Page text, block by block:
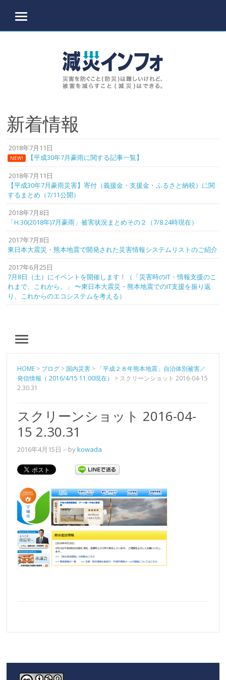
MENU
新着情報
2018年7月11日
NEW! 【平成30年7月豪雨に関する記事一覧】
2018年7月11日
【平成30年7月豪雨災害】寄付（義援金・支援金・ふるさと納税）に関
するまとめ（7/11公開）
2018年7月8日
「H.30(2018年)7月豪雨」被害状況まとめその２（7/8 24時現在）
2017年7月8日
東日本大震災・熊本地震で開発された災害情報システムリストのご紹介
2017年6月25日
7月8日（土）にイベントを開催します！（「災害時のIT・情報支援のこ
れまで、これから。」 〜東日本大震災・熊本地震でのIT支援を振り返
り、これからのエコシステムを考える）
MENU
HOME > ブログ > 国内災害 > 「平成２８年熊本地震」自治体別被害／
発信情報（ 2016/4/15 11:00現在）
> スクリーンショット 2016-04-15
2.30.31
スクリーンショット 2016-04-
15 2.30.31
2016年4月15日 – bykowada